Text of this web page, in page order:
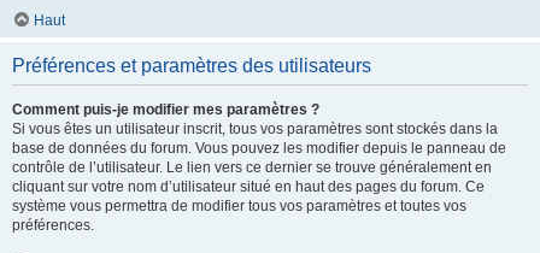
Haut
Préférences et paramètres des utilisateurs
Comment puis-je modifier mes paramètres ?
Si vous êtes un utilisateur inscrit, tous vos paramètres sont stockés dans la
base de données du forum. Vous pouvez les modifier depuis le panneau de
contrôle de l’utilisateur. Le lien vers ce dernier se trouve généralement en
cliquant sur votre nom d’utilisateur situé en haut des pages du forum. Ce
système vous permettra de modifier tous vos paramètres et toutes vos
préférences.